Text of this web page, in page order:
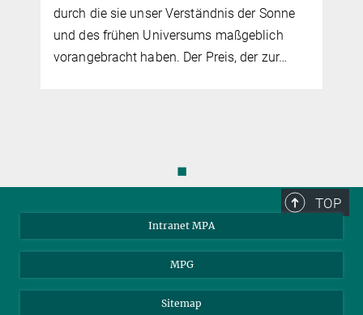
durch die sie unser Verständnis der Sonne
und des frühen Universums maßgeblich
vorangebracht haben. Der Preis, der zur…
◼
TOP
Intranet MPA
MPG
Sitemap